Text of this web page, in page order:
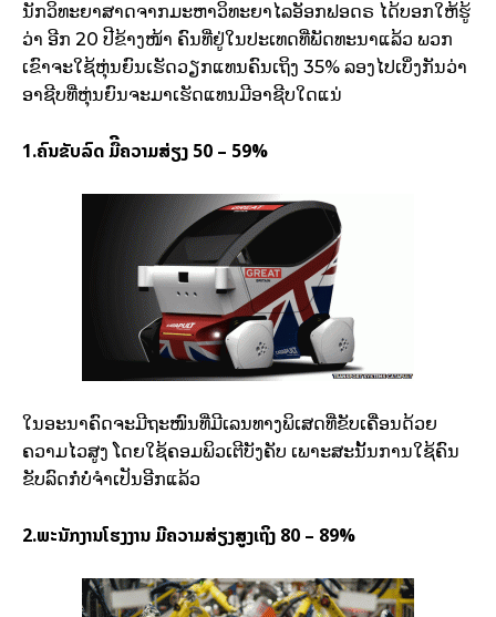
ນັກວິທະຍາສາດຈາກມະຫາວິທະຍາໄລອັອກຟອດຣ ໄດ້ບອກໃຫ້ຮູ້
ວ່າ ອີກ 20 ປີຂ້າງໜ້າ ຄົນທີ່ຢູ່ໃນປະເທດທີ່ພັດທະນາແລ້ວ ພວກ
ເຂົາຈະໃຊ້ຫຸ່ນຍົນເຮັດວຽກແທນຄົນເຖິງ 35% ລອງໄປເບິ່ງກັນວ່າ
ອາຊີບທີ່ຫຸ່ນຍົນຈະມາເຮັດແທນມີອາຊີບໃດແນ່
1.ຄົນຂັບລົດ ມືີຄວາມສ່ຽງ 50 – 59%
ໃນອະນາຄົດຈະມີຖະໜົນທີ່ມີເລນທາງພິເສດທີ່ຂັບເຄື່ອນດ້ວຍ
ຄວາມໄວສູງ ໂດຍໃຊ້ຄອມພິວເຕີບັງຄັບ ເພາະສະນັ້ນການໃຊ້ຄົນ
ຂັບລົດກໍ່ບໍ່ຈຳເປັນອີກແລ້ວ
2.ພະນັກງານໂຮງງານ ມີຄວາມສ່ຽງສູງເຖິງ 80 – 89%